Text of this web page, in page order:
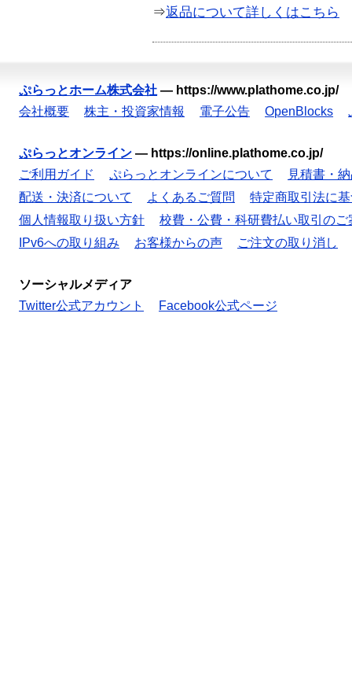
⇒返品について詳しくはこちら
ぷらっとホーム株式会社 — https://www.plathome.co.jp/
会社概要
株主・投資家情報 電子公告 OpenBlocks
ぷらっとオンライン — https://online.plathome.co.jp/
ご利用ガイド
ぷらっとオンラインについて
見積書・
配送・決済について
よくあるご質問
特定商取引法に
個人情報取り扱い方針
校費・公費・科研費払い取引のご
IPv6への取り組み
お客様からの声 ご注文の取り消し
ソーシャルメディア
Twitter公式アカウント
Facebook公式ページ